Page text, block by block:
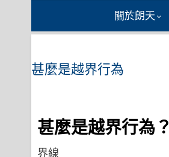
關於朗天
甚麼是越界行為
甚麼是越界行為？
界線